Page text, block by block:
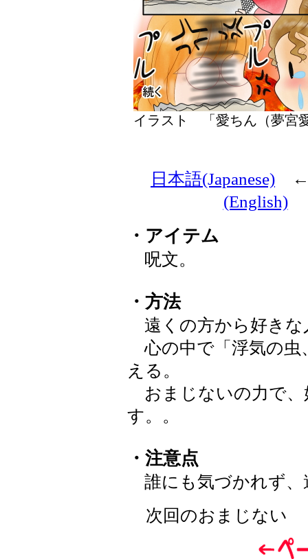
イラスト 「愛ちん（夢
日本語(Japanese)
(English)
・アイテム
呪文。
・方法
遠くの方から好きな
心の中で「浮気の虫
える。
おまじないの力で、
す。。
・注意点
誰にも気づかれず、
次回のおまじない